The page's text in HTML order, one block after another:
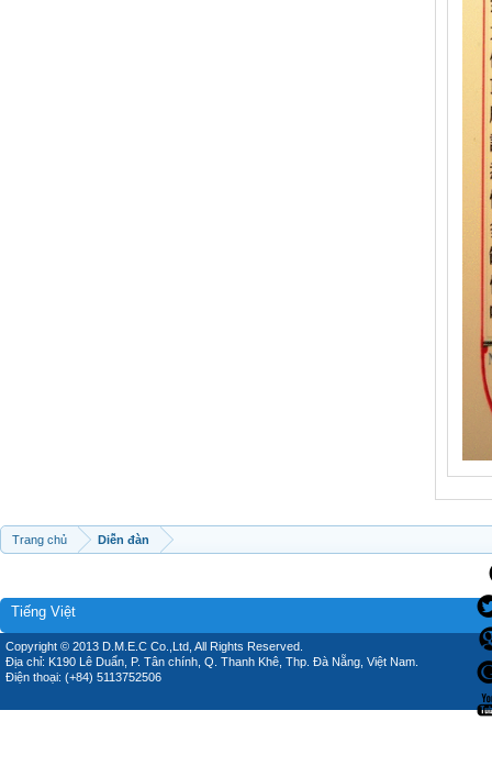
Trang chủ Diễn đàn
Tiếng Việt
Copyright © 2013 D.M.E.C Co.,Ltd, All Rights Reserved.
Địa chỉ: K190 Lê Duẩn, P. Tân chính, Q. Thanh Khê, Thp. Đà Nẵng, Việt Nam.
Điện thoại: (+84) 5113752506